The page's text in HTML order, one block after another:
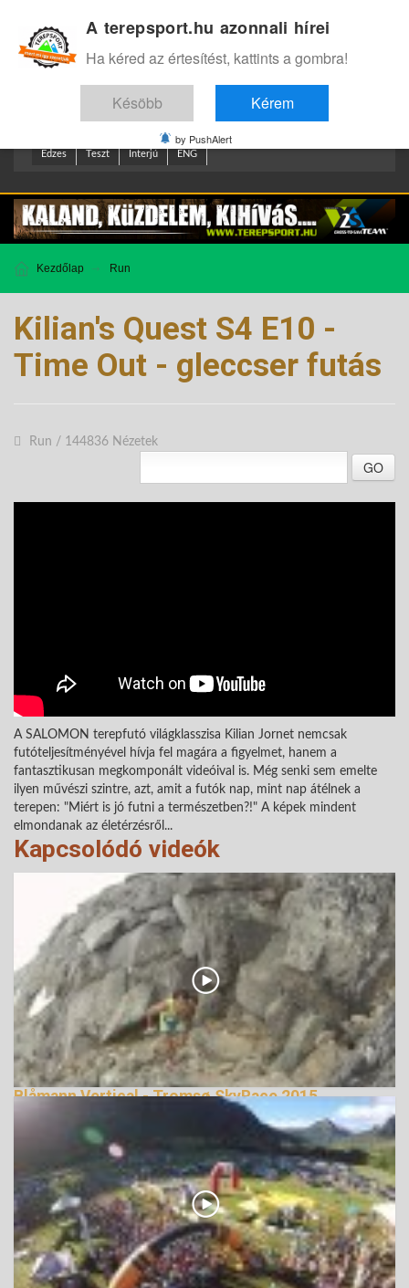
Edzes Teszt Interjú ENG
Kezdőlap Run
Kilian's Quest S4 E10 -
Time Out - gleccser futás
Run / 144836 Nézetek
GO
A SALOMON terepfutó világklasszisa Kilian Jornet nemcsak
futóteljesítményével hívja fel magára a figyelmet, hanem a
fantasztikusan megkomponált videóival is. Még senki sem emelte
ilyen művészi szintre, azt, amit a futók nap, mint nap átélnek a
terepen: "Miért is jó futni a természetben?!" A képek mindent
elmondanak az életérzésről...
Kapcsolódó videók
Blåmann Vertical - Tromsø SkyRace 2015
terepfutás
144167 Nézetek
A terepsport.hu azonnali hírei
Ha kéred az értesítést, kattints a gombra!
Késöbb Kérem
by PushAlert